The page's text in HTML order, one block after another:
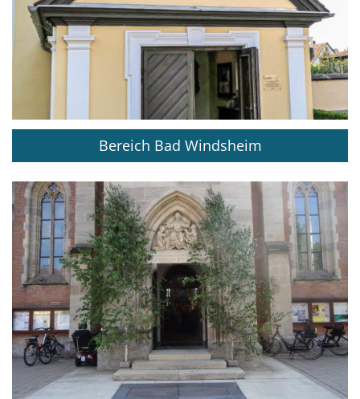
Bereich Bad Windsheim